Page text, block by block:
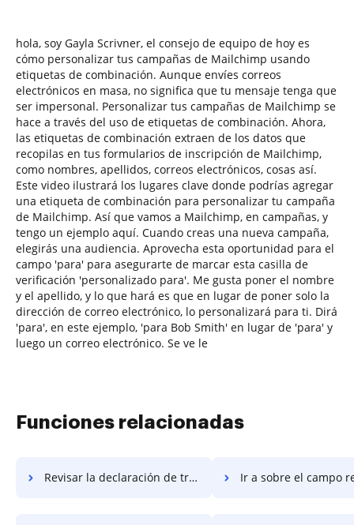
hola, soy Gayla Scrivner, el consejo de equipo de hoy es
cómo personalizar tus campañas de Mailchimp usando
etiquetas de combinación. Aunque envíes correos
electrónicos en masa, no significa que tu mensaje tenga que
ser impersonal. Personalizar tus campañas de Mailchimp se
hace a través del uso de etiquetas de combinación. Ahora,
las etiquetas de combinación extraen de los datos que
recopilas en tus formularios de inscripción de Mailchimp,
como nombres, apellidos, correos electrónicos, cosas así.
Este video ilustrará los lugares clave donde podrías agregar
una etiqueta de combinación para personalizar tu campaña
de Mailchimp. Así que vamos a Mailchimp, en campañas, y
tengo un ejemplo aquí. Cuando creas una nueva campaña,
elegirás una audiencia. Aprovecha esta oportunidad para el
campo 'para' para asegurarte de marcar esta casilla de
verificación 'personalizado para'. Me gusta poner el nombre
y el apellido, y lo que hará es que en lugar de poner solo la
dirección de correo electrónico, lo personalizará para ti. Dirá
'para', en este ejemplo, 'para Bob Smith' en lugar de 'para' y
luego un correo electrónico. Se ve le
Funciones relacionadas
Revisar la declaración de trabajo del campo requerido Ir a sobre el campo